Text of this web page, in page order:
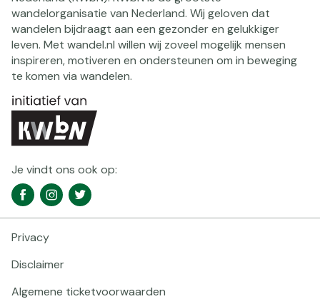
wandelorganisatie van Nederland. Wij geloven dat
wandelen bijdraagt aan een gezonder en gelukkiger
leven. Met wandel.nl willen wij zoveel mogelijk mensen
inspireren, motiveren en ondersteunen om in beweging
te komen via wandelen.
Je vindt ons ook op:
Social
media
FacebookInstagramTwitter
Footer
navigatie
Privacy
Disclaimer
Algemene ticketvoorwaarden